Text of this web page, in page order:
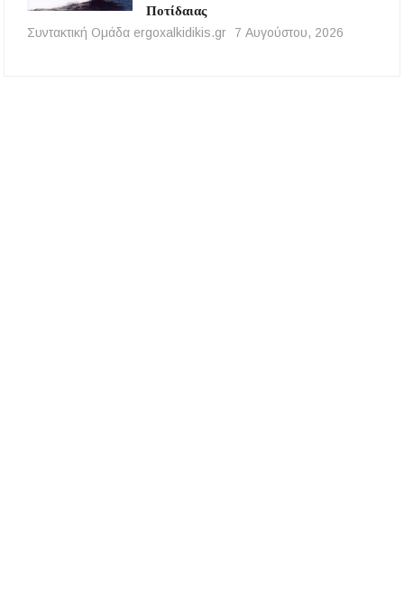
Ποτίδαιας
Συντακτική Ομάδα ergoxalkidikis.gr
7 Αυγούστου, 2026